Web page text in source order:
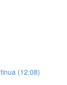
(12:08)